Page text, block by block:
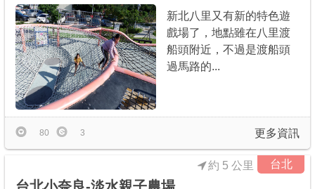
新北八里又有新的特色遊
戲場了，地點雖在八里渡
船頭附近，不過是渡船頭
過馬路的...
更多資訊
80 3
台北
約 5 公里